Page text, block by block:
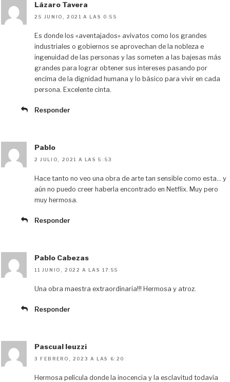
Lázaro Tavera
25 JUNIO, 2021 A LAS 0:55
Es donde los «aventajados» avivatos como los grandes
industriales o gobiernos se aprovechan de la nobleza e
ingenuidad de las personas y las someten a las bajesas más
grandes para lograr obtener sus intereses pasando por
encima de la dignidad humana y lo básico para vivir en cada
persona. Excelente cinta.
Responder
Pablo
2 JULIO, 2021 A LAS 5:53
Hace tanto no veo una obra de arte tan sensible como esta… y
aún no puedo creer haberla encontrado en Netflix. Muy pero
muy hermosa.
Responder
Pablo Cabezas
11 JUNIO, 2022 A LAS 17:55
Una obra maestra extraordinaria!!! Hermosa y atroz.
Responder
Pascual leuzzi
3 FEBRERO, 2023 A LAS 6:20
Hermosa película donde la inocencia y la esclavitud todavía